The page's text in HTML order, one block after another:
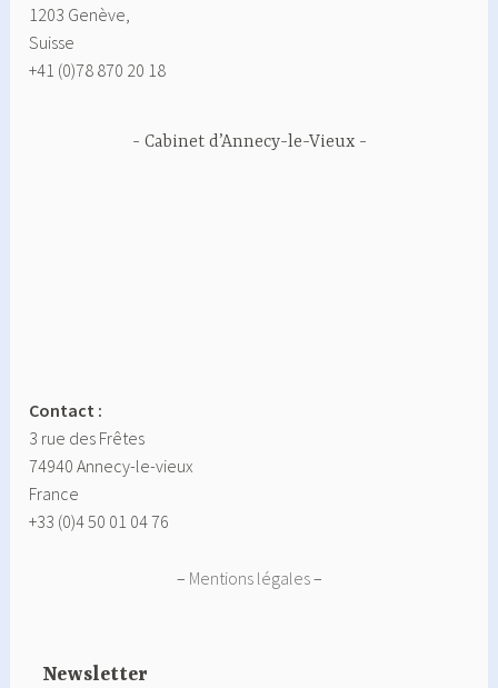
1203 Genève,
Suisse
+41 (0)78 870 20 18
Cabinet d’Annecy-le-Vieux
Contact :
3 rue des Frêtes
74940 Annecy-le-vieux
France
+33 (0)4 50 01 04 76
– Mentions légales–
Newsletter